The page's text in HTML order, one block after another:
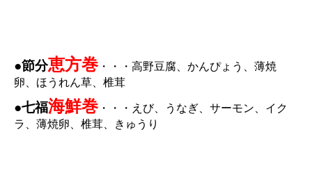
●節分恵方巻 ・・・高野豆腐、かんぴょう、薄焼
卵、ほうれん草、椎茸
●七福海鮮巻 ・・・えび、うなぎ、サーモン、イク
ラ、薄焼卵、椎茸、きゅうり